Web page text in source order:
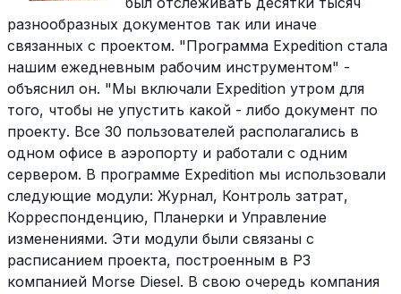
разнообразных документов так или иначе
связанных с проектом. "Программа Expedition стала
нашим ежедневным рабочим инструментом" -
объяснил он. "Мы включали Expedition утром для
того, чтобы не упустить какой - либо документ по
проекту. Все 30 пользователей располагались в
одном офисе в аэропорту и работали с одним
сервером. В программе Expedition мы использовали
следующие модули: Журнал, Контроль затрат,
Корреспонденцию, Планерки и Управление
изменениями. Эти модули были связаны с
расписанием проекта, построенным в P3
компанией Morse Diesel. В свою очередь компания